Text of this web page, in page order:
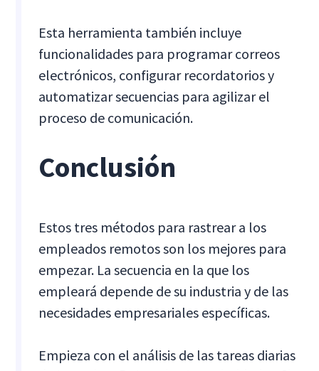
Esta herramienta también incluye
funcionalidades para programar correos
electrónicos, configurar recordatorios y
automatizar secuencias para agilizar el
proceso de comunicación.
Conclusión
Estos tres métodos para rastrear a los
empleados remotos son los mejores para
empezar. La secuencia en la que los
empleará depende de su industria y de las
necesidades empresariales específicas.
Empieza con el análisis de las tareas diarias